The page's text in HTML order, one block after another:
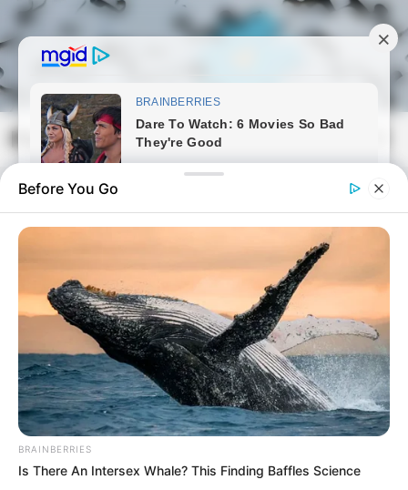
Skip
to
content
Magyarmozaik.com
PostedFriss hírek
Before You Go
BRAINBERRIES
Is There An Intersex Whale? This Finding Baffles Science